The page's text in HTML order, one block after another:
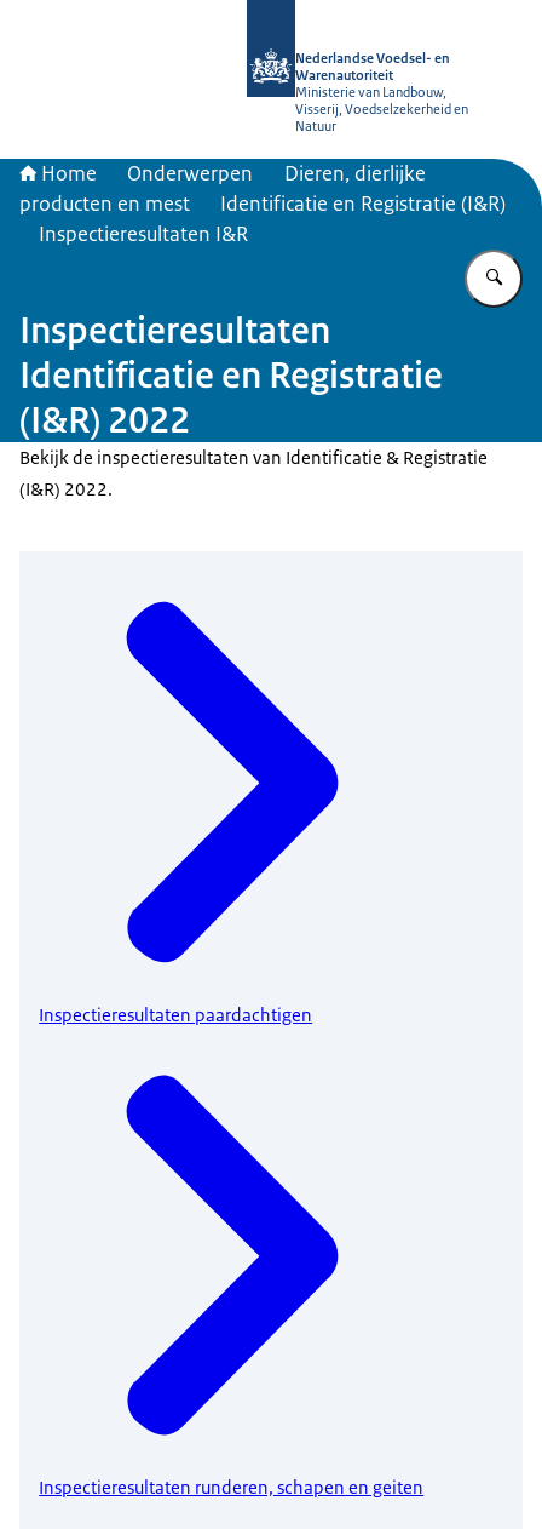
Nederlandse Voedsel- en
Warenautoriteit
Ministerie van Landbouw,
Visserij, Voedselzekerheid en
Natuur
Home Onderwerpen
Dieren, dierlijke
producten en mest
Identificatie en Registratie (I&R)
Inspectieresultaten I&R
Inspectieresultaten
Identificatie en Registratie
(I&R) 2022
Bekijk de inspectieresultaten van Identificatie & Registratie
(I&R) 2022.
Inspectieresultaten paardachtigen
Inspectieresultaten runderen, schapen en geiten